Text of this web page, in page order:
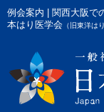
例会案内 | 関西大阪で
本はり医学会 （旧東洋は